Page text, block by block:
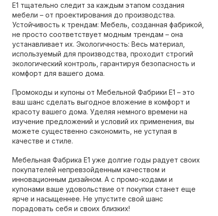
Е1 тщательно следит за каждым этапом создания
мебели – от проектирования до производства.
Устойчивость к трендам: Мебель, созданная фабрикой,
не просто соответствует модным трендам – она
устанавливает их. Экологичность: Весь материал,
используемый для производства, проходит строгий
экологический контроль, гарантируя безопасность и
комфорт для вашего дома.
Промокоды и купоны от Мебельной Фабрики Е1 – это
ваш шанс сделать выгодное вложение в комфорт и
красоту вашего дома. Уделяя немного времени на
изучение предложений и условий их применения, вы
можете существенно сэкономить, не уступая в
качестве и стиле.
Мебельная Фабрика Е1 уже долгие годы радует своих
покупателей непревзойденным качеством и
инновационным дизайном. А с промо-кодами и
купонами ваше удовольствие от покупки станет еще
ярче и насыщеннее. Не упустите свой шанс
порадовать себя и своих близких!